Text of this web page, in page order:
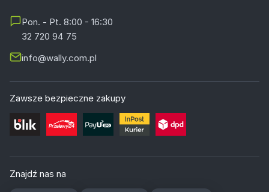
Pon. - Pt. 8:00 - 16:30
32 720 94 75
info@wally.com.pl
Zawsze bezpieczne zakupy
Znajdź nas na